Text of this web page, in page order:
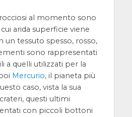
al momento sono
cui arida superficie viene
un tessuto spesso, rosso,
sono rappresentati
a quelli utilizzati per la
Mercurio, il pianeta più
caso, vista la sua
questi ultimi
con piccoli bottoni